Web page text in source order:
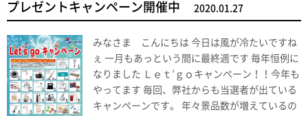
プレゼントキャンペーン開催中 2020.01.27
みなさま こんにちは 今日は風が冷たいですね
ぇ 一月もあっという間に最終週です 毎年恒例に
なりました Ｌｅｔ’ｇｏキャンペーン！！今年も
やってます 毎回、弊社からも当選者が出ている
キャンペーンです。 年々景品数が増えているの